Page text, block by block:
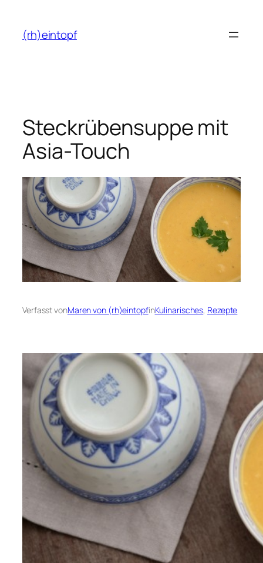
Inhalt
springen
(rh)eintopf
Steckrübensuppe mit
Asia-Touch
Verfasst vonMaren von (rh)eintopfinKulinarisches, Rezepte